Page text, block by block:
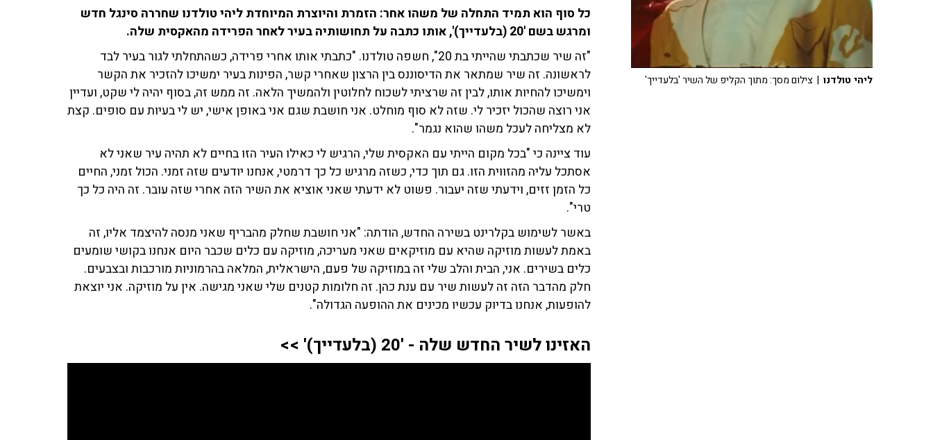
כל סוף הוא תמיד התחלה של משהו אחר: הזמרת והיוצרת המיוחדת ליהי טולדנו שחררה סינגל חדש
ומרגש בשם '20 (בלעדייך)', אותו כתבה על תחושותיה בעיר לאחר הפרידה מהאקסית שלה.
"זה שיר שכתבתי שהייתי בת 20", חשפה טולדנו. "כתבתי אותו אחרי פרידה, כשהתחלתי לגור בעיר לבד
לראשונה. זה שיר שמתאר את הדיסוננס בין הרצון שאחרי קשר, הפינות בעיר ימשיכו להזכיר את הקשר
וימשיכו להחיות אותו, לבין זה שרציתי לשכוח לחלוטין ולהמשיך הלאה. זה ממש זה, בסוף יהיה לי שקט, ועדיין
אני רוצה שהכול יזכיר לי. שזה לא סוף מוחלט. אני חושבת שגם אני באופן אישי, יש לי בעיות עם סופים. קצת
לא מצליחה לעכל משהו שהוא נגמר".
עוד ציינה כי "בכל מקום הייתי עם האקסית שלי, הרגיש לי כאילו העיר הזו בחיים לא תהיה עיר שאני לא
אסתכל עליה מהזווית הזו. גם תוך כדי, כשזה מרגיש כל כך דרמטי, אנחנו יודעים שזה זמני. הכול זמני, החיים
כל הזמן זזים, וידעתי שזה יעבור. פשוט לא ידעתי שאני אוציא את השיר הזה אחרי שזה עובר. זה היה כל כך
טרי".
באשר לשימוש בקלרינט בשירה החדש, הודתה: "אני חושבת שחלק מהבריף שאני מנסה להיצמד אליו, זה
באמת לעשות מוזיקה שהיא עם מוזיקאים שאני מעריכה, מוזיקה עם כלים שכבר היום אנחנו בקושי שומעים
כלים בשירים. אני, הבית והלב שלי זה במוזיקה של פעם, הישראלית, המלאה בהרמוניות מורכבות ובצבעים.
חלק מהדבר הזה זה לעשות שיר עם ענת כהן. זה חלומות קטנים שלי שאני מגישה. אין על מוזיקה. אני יוצאת
להופעות, אנחנו בדיוק עכשיו מכינים את ההופעה הגדולה".
האזינו לשיר החדש שלה - '20 (בלעדייך)' >>
ליהי טולדנו | צילום מסך: מתוך הקליפ של השיר 'בלעדייך'